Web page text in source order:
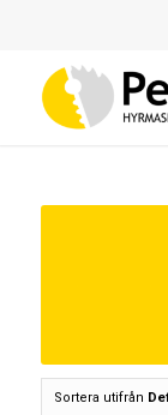
Sortera utifrån